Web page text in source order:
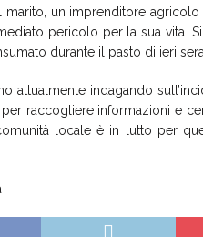
marito, un imprenditore
pericolo per la sua vita.
durante il pasto di ieri sera.
attualmente indagando
raccogliere informazioni e
locale è in lutto per